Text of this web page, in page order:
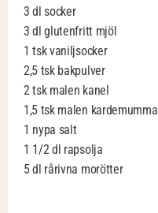
3 dl socker
3 dl glutenfritt mjöl
1 tsk vaniljsocker
2,5 tsk bakpulver
2 tsk malen kanel
1,5 tsk malen kardemumma
1 nypa salt
1 1/2 dl rapsolja
5 dl rårivna morötter